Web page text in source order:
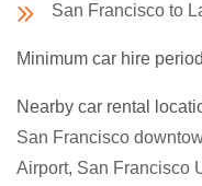
San Francisco to
Minimum car hire
Nearby car rental
San Francisco
Airport, San Francisco